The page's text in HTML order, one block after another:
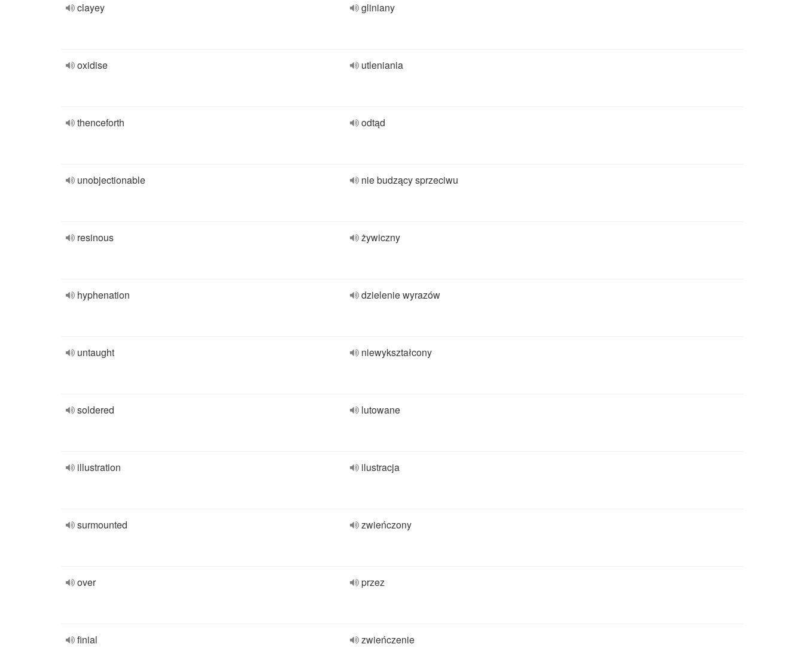
clayey gliniany
oxidise utleniania
thenceforth odtąd
unobjectionable nie budzący sprzeciwu
resinous żywiczny
hyphenation dzielenie wyrazów
untaught niewykształcony
soldered lutowane
illustration ilustracja
surmounted zwieńczony
over przez
finial zwieńczenie